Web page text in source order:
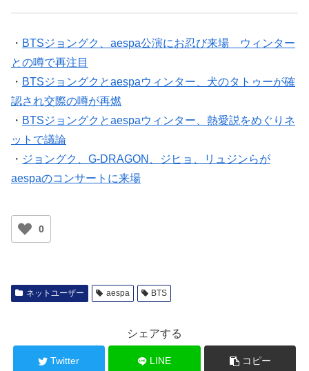
・ BTSジョングク、aespa公演にお忍び来場 ウィンター
との噂で再注目
・ BTSジョングクとaespaウィンター、犬のタトゥーが確
認され交際の噂が再燃
・ BTSジョングクとaespaウィンター、熱愛説をめぐりネ
ットで議論
・ ジョングク、G-DRAGON、ジヒョ、リュジンらが
aespaのコンサートに来場
0
ネットユーザー aespa BTS
シェアする
Twitter LINE コピー